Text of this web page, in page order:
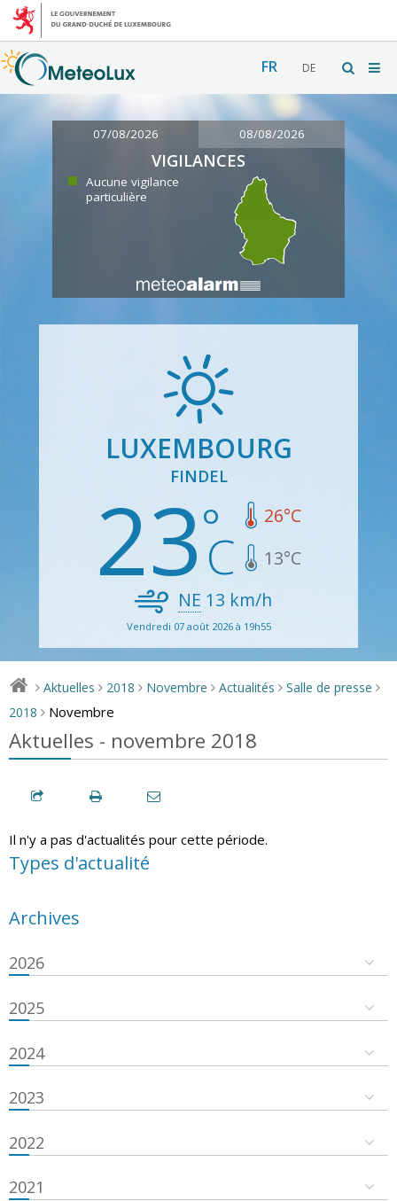
FR DE
07/08/2026 08/08/2026
VIGILANCES
Aucune vigilance
particulière
LUXEMBOURG
FINDEL
23 26°C
13°C
NE 13 km/h
Vendredi 07 août 2026 à 19h55
> Aktuelles > 2018 > Novembre > Actualités > Salle de presse >
2018 > Novembre
Aktuelles - novembre 2018
Il n'y a pas d'actualités pour cette période.
Types d'actualité
Archives
2026
2025
2024
2023
2022
2021